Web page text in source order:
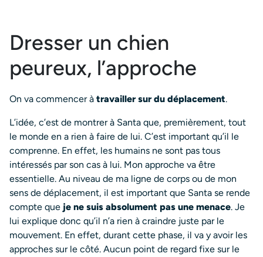
Dresser un chien
peureux, l’approche
On va commencer à travailler sur du déplacement.
L’idée, c’est de montrer à Santa que, premièrement, tout
le monde en a rien à faire de lui. C’est important qu’il le
comprenne. En effet, les humains ne sont pas tous
intéressés par son cas à lui. Mon approche va être
essentielle. Au niveau de ma ligne de corps ou de mon
sens de déplacement, il est important que Santa se rende
compte que je ne suis absolument pas une menace. Je
lui explique donc qu’il n’a rien à craindre juste par le
mouvement. En effet, durant cette phase, il va y avoir les
approches sur le côté. Aucun point de regard fixe sur le